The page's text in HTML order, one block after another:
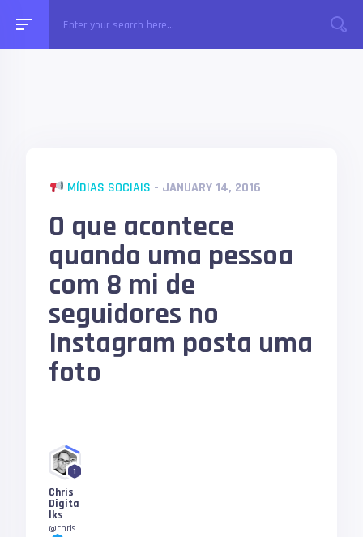
MÍDIAS SOCIAIS - JANUARY 14, 2016
O que acontece
quando uma pessoa
com 8 mi de
seguidores no
Instagram posta uma
foto
1
Chris
Digita
lks
@chris